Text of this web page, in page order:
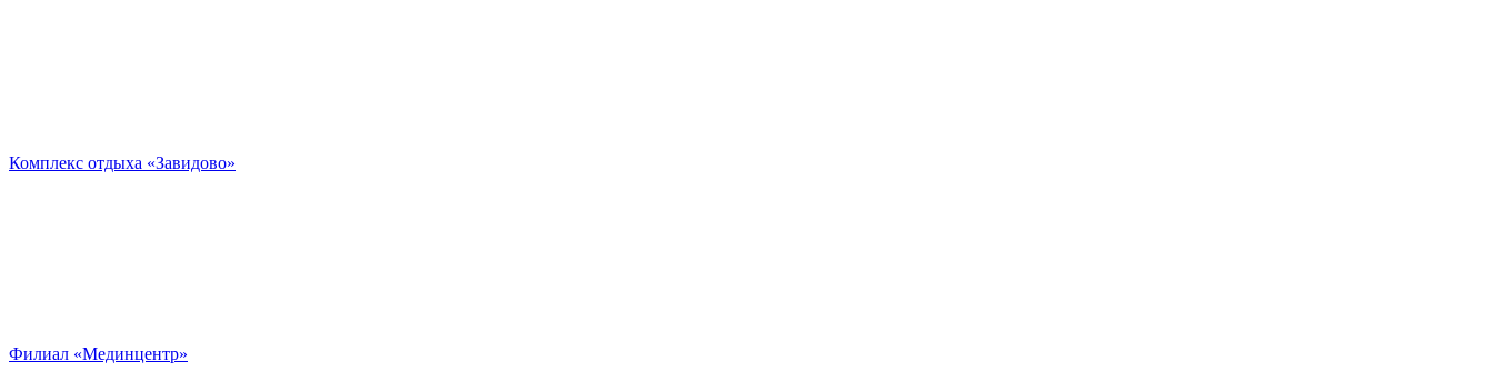
Комплекс отдыха «Завидово»
Филиал «Мединцентр»